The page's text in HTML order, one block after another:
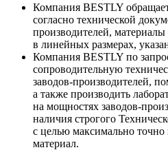
Компания BESTLY
согласно технической
производителей,
в линейных размерах,
Компания BESTLY по
сопроводительную
заводов-производителей,
а также производить
на мощностях заводов-
наличия строгого
с целью максимально
материал.